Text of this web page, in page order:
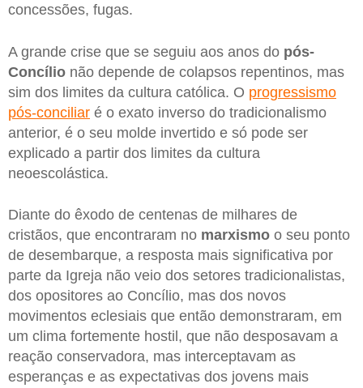
concessões, fugas.
A grande crise que se seguiu aos anos do pós-
Concílio não depende de colapsos repentinos, mas
sim dos limites da cultura católica. O progressismo
pós-conciliar é o exato inverso do tradicionalismo
anterior, é o seu molde invertido e só pode ser
explicado a partir dos limites da cultura
neoescolástica.
Diante do êxodo de centenas de milhares de
cristãos, que encontraram no marxismo o seu ponto
de desembarque, a resposta mais significativa por
parte da Igreja não veio dos setores tradicionalistas,
dos opositores ao Concílio, mas dos novos
movimentos eclesiais que então demonstraram, em
um clima fortemente hostil, que não desposavam a
reação conservadora, mas interceptavam as
esperanças e as expectativas dos jovens mais